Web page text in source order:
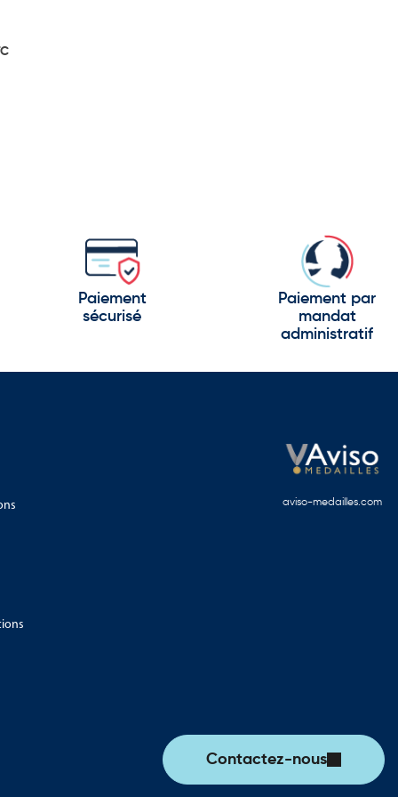
Paiement
sécurisé
Paiement par
mandat
administratif
aviso-medailles.com
Contactez-nous